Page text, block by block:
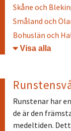
Skåne och
Småland och
Bohuslän och
Öppna/stäng
Runstenar har
de är den
medeltiden.